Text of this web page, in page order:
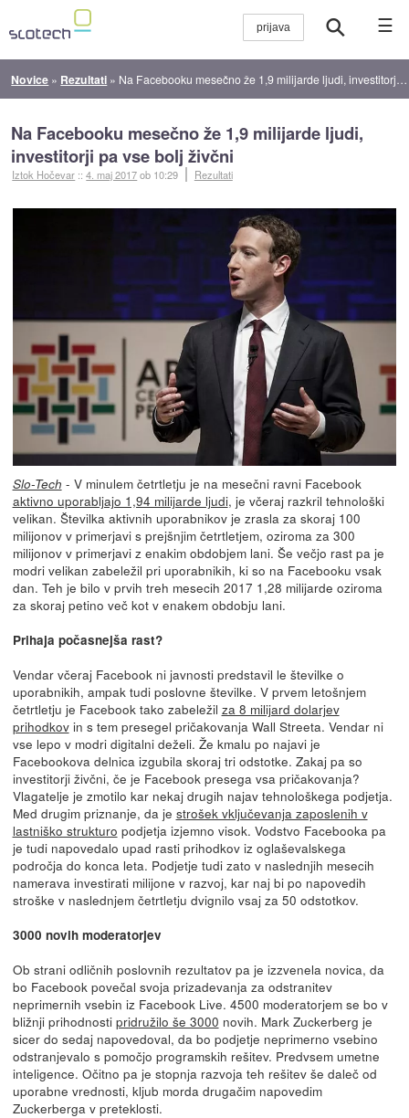
☰
Novice » Rezultati » Na Facebooku mesečno že 1,9 milijarde ljudi, investitorji pa vse bolj živčni
Na Facebooku mesečno že 1,9 milijarde ljudi,
investitorji pa vse bolj živčni
Iztok Hočevar ::4. maj 2017ob 10:29 Rezultati
Slo-Tech - V minulem četrtletju je na mesečni ravni Facebook
aktivno uporabljajo 1,94 milijarde ljudi, je včeraj razkril tehnološki
velikan. Številka aktivnih uporabnikov je zrasla za skoraj 100
milijonov v primerjavi s prejšnjim četrtletjem, oziroma za 300
milijonov v primerjavi z enakim obdobjem lani. Še večjo rast pa je
modri velikan zabeležil pri uporabnikih, ki so na Facebooku vsak
dan. Teh je bilo v prvih treh mesecih 2017 1,28 milijarde oziroma
za skoraj petino več kot v enakem obdobju lani.
Prihaja počasnejša rast?
Vendar včeraj Facebook ni javnosti predstavil le številke o
uporabnikih, ampak tudi poslovne številke. V prvem letošnjem
četrtletju je Facebook tako zabeležil za 8 milijard dolarjev
prihodkovin s tem presegel pričakovanja Wall Streeta. Vendar ni
vse lepo v modri digitalni deželi. Že kmalu po najavi je
Facebookova delnica izgubila skoraj tri odstotke. Zakaj pa so
investitorji živčni, če je Facebook presega vsa pričakovanja?
Vlagatelje je zmotilo kar nekaj drugih najav tehnološkega podjetja.
Med drugim priznanje, da je strošek vključevanja zaposlenih v
lastniško strukturo podjetja izjemno visok. Vodstvo Facebooka pa
je tudi napovedalo upad rasti prihodkov iz oglaševalskega
področja do konca leta. Podjetje tudi zato v naslednjih mesecih
namerava investirati milijone v razvoj, kar naj bi po napovedih
stroške v naslednjem četrtletju dvignilo vsaj za 50 odstotkov.
3000 novih moderatorjev
Ob strani odličnih poslovnih rezultatov pa je izzvenela novica, da
bo Facebook povečal svoja prizadevanja za odstranitev
neprimernih vsebin iz Facebook Live. 4500 moderatorjem se bo v
bližnji prihodnosti pridružilo še 3000 novih. Mark Zuckerberg je
sicer do sedaj napovedoval, da bo podjetje neprimerno vsebino
odstranjevalo s pomočjo programskih rešitev. Predvsem umetne
inteligence. Očitno pa je stopnja razvoja teh rešitev še daleč od
uporabne vrednosti, kljub morda drugačim napovedim
Zuckerberga v preteklosti.